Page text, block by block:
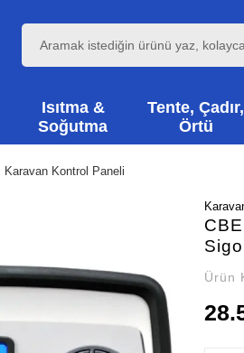
Isıtma &
Soğutma
Tente, Çadır,
Örtü
Karavan Kontrol Paneli
Ürün